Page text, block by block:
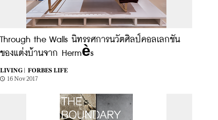
Through the Walls นิทรรศการนวัตศิลป์คอลเลกชัน
ของแต่งบ้านจาก Hermès
LIVING |
FORBES LIFE
16 Nov 2017